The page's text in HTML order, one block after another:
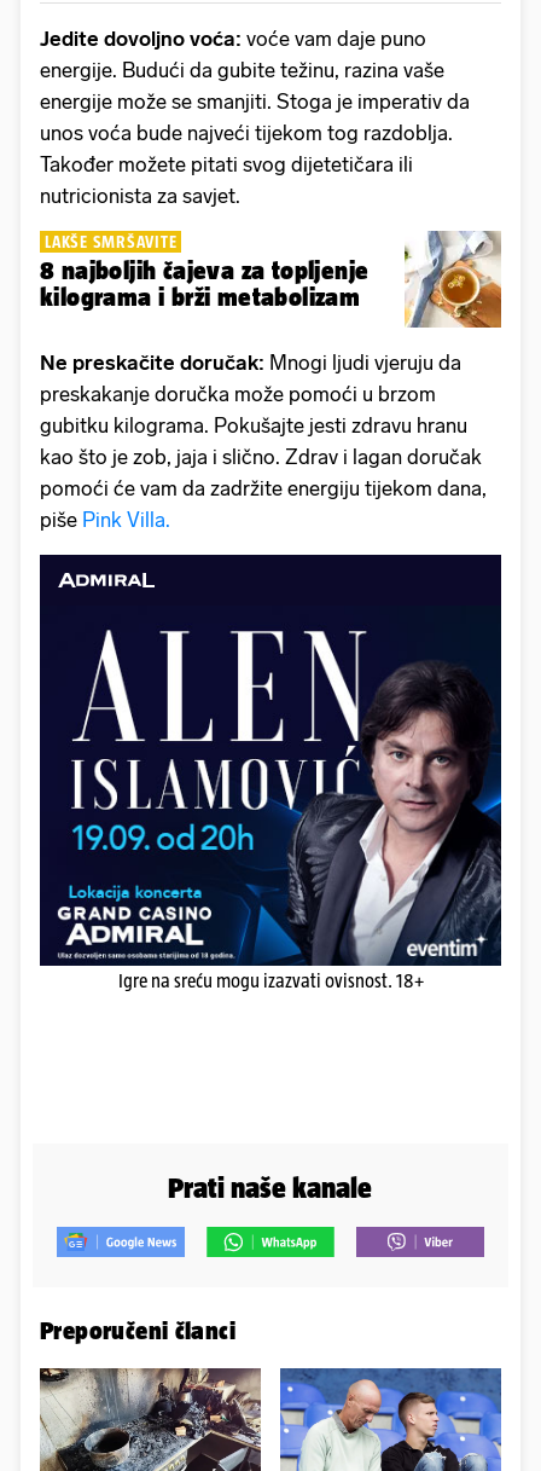
Jedite dovoljno voća: voće vam daje puno
energije. Budući da gubite težinu, razina vaše
energije može se smanjiti. Stoga je imperativ da
unos voća bude najveći tijekom tog razdoblja.
Također možete pitati svog dijetetičara ili
nutricionista za savjet.
LAKŠE SMRŠAVITE
8 najboljih čajeva za topljenje
kilograma i brži metabolizam
Ne preskačite doručak: Mnogi ljudi vjeruju da
preskakanje doručka može pomoći u brzom
gubitku kilograma. Pokušajte jesti zdravu hranu
kao što je zob, jaja i slično. Zdrav i lagan doručak
pomoći će vam da zadržite energiju tijekom dana,
piše Pink Villa.
Igre na sreću mogu izazvati ovisnost. 18+
Prati naše kanale
Preporučeni članci